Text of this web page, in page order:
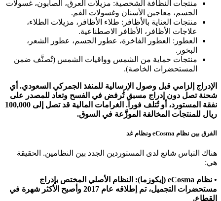
منتجات النظافة الشخصية: مزيلات العرق، الصابون، غسولات
الجسم، معاجين الأسنان وغسولات الفم.
منتجات العناية بالأظافر: طلاء الأظافر، مزيلات الطلاء،
علاجات الأظافر، الأظافر الاصطناعية.
العطور: العطور الفاخرة، عطور الجسم، عطور الشعر،
البخور.
منتجات حماية من الشمس وواقيات الشمس (تُصنَّف ضمن
المستحضرات الخاصة).
الإدراج إلزامي قبل وصول الإرسالية للمنفذ الجمركي السعودي. أي
شحنة تصل دون إدراج مسبق تُرفض في الفسح وتعاد للمصدر على
نفقة المستورد، أو تُتلف فوراً. الغرامات المالية قد تصل إلى 100,000
ريال للمنتجات المخالفة الموزَّعة في السوق.
الفرق بين نظام eCosma ونظام غد
هناك التباس شائع لدى المستوردين الجدد بين النظامين. الحقيقة
هي:
• نظام eCosma (إيكوزما): النظام الأصلي المختص بإدراج
مستحضرات التجميل، تم إطلاقه عام 2017 وأصبح الأكثر شهرة في
القطاع.